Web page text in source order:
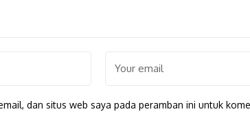
dan situs web saya pada peramban ini untuk